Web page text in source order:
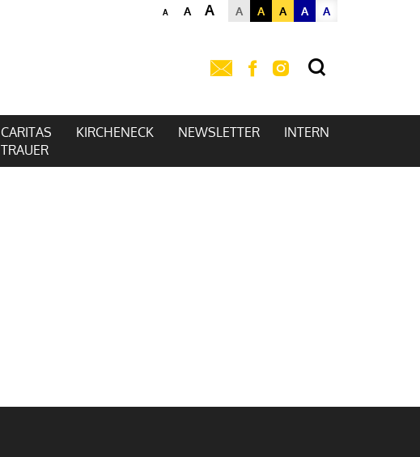
A A A A A A A A
CARITAS
TRAUER
KIRCHENECK NEWSLETTER INTERN